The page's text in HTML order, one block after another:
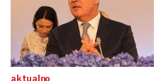
aktualno